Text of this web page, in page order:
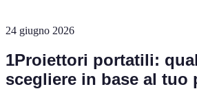
24 giugno 2026
1Proiettori portatili:
scegliere in base al tuo